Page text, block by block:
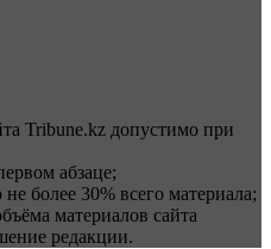
Tribune.kz допустимо при
абзаце;
более 30% всего материала;
материалов сайта
редакции.